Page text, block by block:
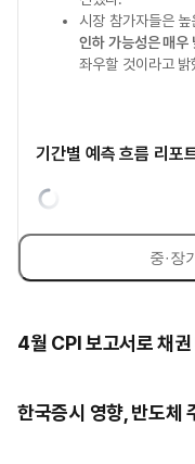
시장 참가자들은
인하 가능성은 매우
좌우할 것이라고 밝
기간별 예측 흐름 리포
중·장
4월 CPI 보고서로 채
한국증시 영향, 반도체